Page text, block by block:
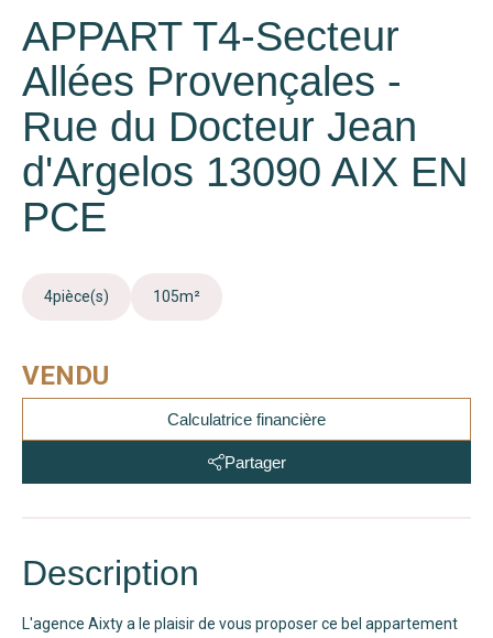
APPART T4-Secteur
Allées Provençales -
Rue du Docteur Jean
d'Argelos 13090 AIX EN
PCE
4pièce(s) 105m²
VENDU
Calculatrice financière
Partager
Description
L'agence Aixty a le plaisir de vous proposer ce bel appartement